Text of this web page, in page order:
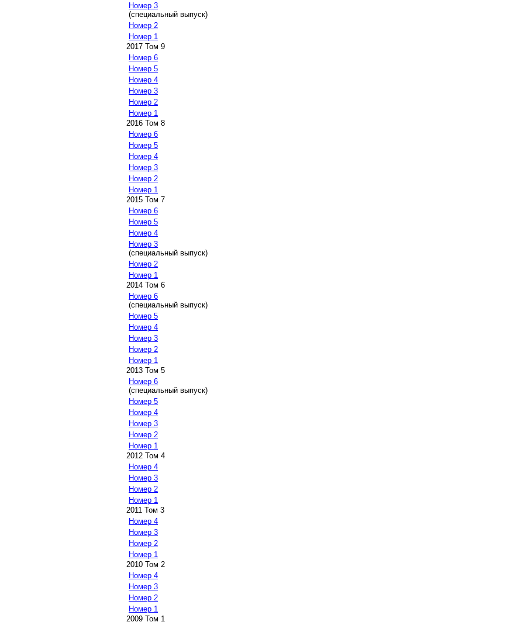
Номер 3
(специальный выпуск)
Номер 2
Номер 1
2017 Том 9
Номер 6
Номер 5
Номер 4
Номер 3
Номер 2
Номер 1
2016 Том 8
Номер 6
Номер 5
Номер 4
Номер 3
Номер 2
Номер 1
2015 Том 7
Номер 6
Номер 5
Номер 4
Номер 3
(специальный выпуск)
Номер 2
Номер 1
2014 Том 6
Номер 6
(специальный выпуск)
Номер 5
Номер 4
Номер 3
Номер 2
Номер 1
2013 Том 5
Номер 6
(специальный выпуск)
Номер 5
Номер 4
Номер 3
Номер 2
Номер 1
2012 Том 4
Номер 4
Номер 3
Номер 2
Номер 1
2011 Том 3
Номер 4
Номер 3
Номер 2
Номер 1
2010 Том 2
Номер 4
Номер 3
Номер 2
Номер 1
2009 Том 1